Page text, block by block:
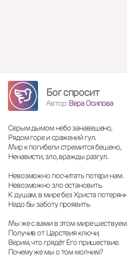
Бог спросит
Автор:Вера Осипова
Серым дымом небо занавешено,
Рядом горе и сражений гул.
Мир к погибели стремится бешено,
Ненависти, зло, вражды разгул.
Невозможно посчитать потери нам.
Невозможно зло остановить.
К душам, в мире без Христа
Надо бы заботу проявить.
Мы же с вами в этом мире
Получив от Царствия ключи,
Верим, что грядёт Его пришествие.
Почему же мы о том молчим?